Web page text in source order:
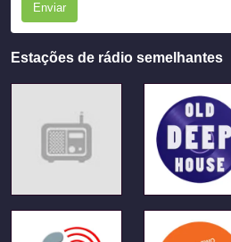
Enviar
Estações de rádio semelhantes